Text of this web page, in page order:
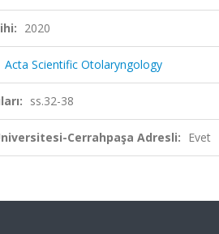
2020
Acta Scientific Otolaryngology
ss.32-38
Cerrahpaşa Adresli: Evet